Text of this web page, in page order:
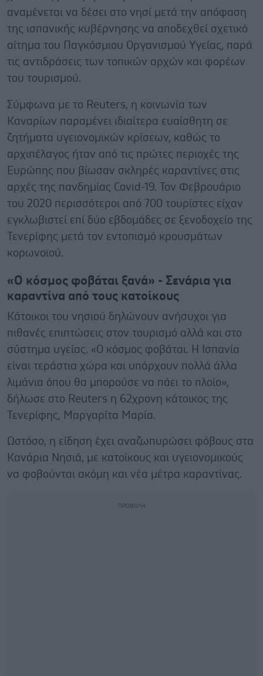
αναμένεται να δέσει στο νησί μετά την απόφαση
της ισπανικής κυβέρνησης να αποδεχθεί σχετικό
αίτημα του Παγκόσμιου Οργανισμού Υγείας, παρά
τις αντιδράσεις των τοπικών αρχών και φορέων
του τουρισμού.
Σύμφωνα με το Reuters, η κοινωνία των
Καναρίων παραμένει ιδιαίτερα ευαίσθητη σε
ζητήματα υγειονομικών κρίσεων, καθώς το
αρχιπέλαγος ήταν από τις πρώτες περιοχές της
Ευρώπης που βίωσαν σκληρές καραντίνες στις
αρχές της πανδημίας Covid-19. Τον Φεβρουάριο
του 2020 περισσότεροι από 700 τουρίστες είχαν
εγκλωβιστεί επί δύο εβδομάδες σε ξενοδοχείο της
Τενερίφης μετά τον εντοπισμό κρουσμάτων
κορωνοϊού.
«Ο κόσμος φοβάται ξανά» - Σενάρια για
καραντίνα από τους κατοίκους
Κάτοικοι του νησιού δηλώνουν ανήσυχοι για
πιθανές επιπτώσεις στον τουρισμό αλλά και στο
σύστημα υγείας. «Ο κόσμος φοβάται. Η Ισπανία
είναι τεράστια χώρα και υπάρχουν πολλά άλλα
λιμάνια όπου θα μπορούσε να πάει το πλοίο»,
δήλωσε στο Reuters η 62χρονη κάτοικος της
Τενερίφης, Μαργαρίτα Μαρία.
Ωστόσο, η είδηση έχει αναζωπυρώσει φόβους στα
Κανάρια Νησιά, με κατοίκους και υγειονομικούς
να φοβούνται ακόμη και νέα μέτρα καραντίνας.